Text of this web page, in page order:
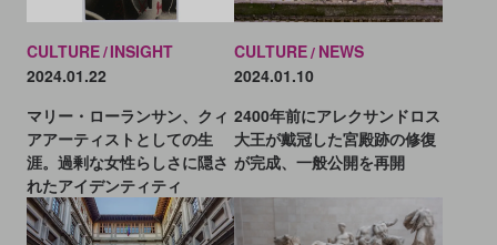
CULTURE INSIGHT
2024.01.22
マリー・ローランサン、クィ
アアーティストとしての生
涯。過剰な女性らしさに隠さ
れたアイデンティティ
CULTURE NEWS
2024.01.10
2400年前にアレクサンドロス
大王が戴冠した宮殿跡の修復
が完成、一般公開を再開